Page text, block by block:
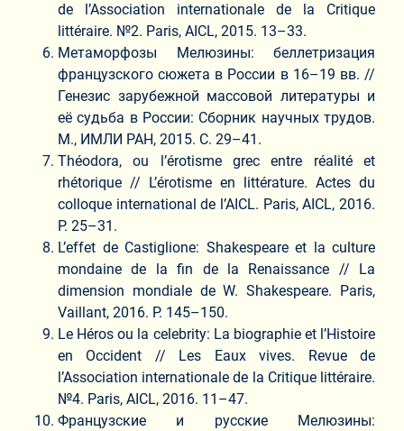
de l’Association internationale de la Critique
littéraire. №2. Paris, AICL, 2015. 13–33.
Метаморфозы Мелюзины: беллетризация
французского сюжета в России в 16–19 вв. //
Генезис зарубежной массовой литературы и
её судьба в России: Сборник научных трудов.
М., ИМЛИ РАН, 2015. С. 29–41.
Théodora, ou l’érotisme grec entre réalité et
rhétorique // L’érotisme en littérature. Actes du
colloque international de l’AICL. Paris, AICL, 2016.
P. 25–31.
L’effet de Castiglione: Shakespeare et la culture
mondaine de la fin de la Renaissance // La
dimension mondiale de W. Shakespeare. Paris,
Vaillant, 2016. P. 145–150.
Le Héros ou la celebrity: La biographie et l’Histoire
en Occident // Les Eaux vives. Revue de
l’Association internationale de la Critique littéraire.
№4. Paris, AICL, 2016. 11–47.
Французские и русские Мелюзины: